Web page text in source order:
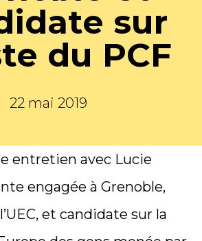
sur
du PCF
22 mai 2019
entretien avec Lucie
engagée à Grenoble,
et candidate sur la